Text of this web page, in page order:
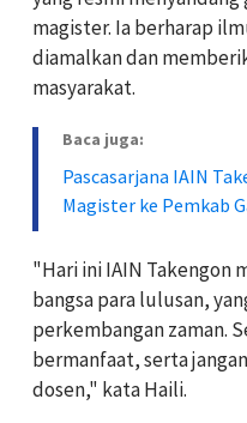
magister. Ia berharap
diamalkan dan
masyarakat.
Baca juga:
Pascasarjana IAIN
Magister ke Pemkab
"Hari ini IAIN Takengon
bangsa para lulusan,
perkembangan zaman.
bermanfaat, serta
dosen," kata Haili.